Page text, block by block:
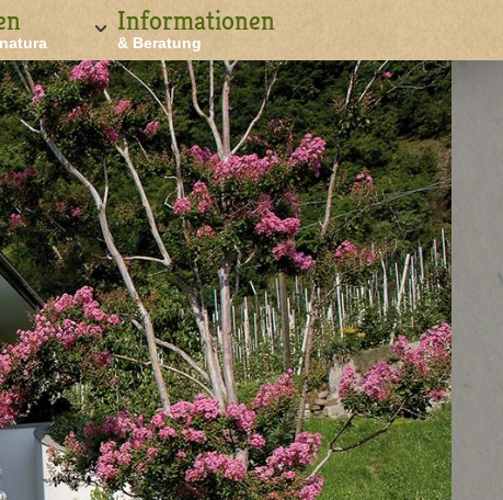
Informationen
& Beratung